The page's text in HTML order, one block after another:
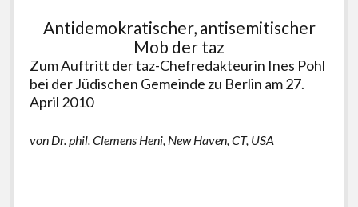
Apartheid
2018: Der Komplex Antisemitismus. Dumpf und
gebildet, christlich, muslimisch, lechts, rinks,
postkolonial, romantisch, patriotisch: deutsch
Antidemokratischer, antisemitischer
Mob der taz
Zum Auftritt der taz-Chefredakteurin Ines Pohl
bei der Jüdischen Gemeinde zu Berlin am 27.
April 2010
von Dr. phil. Clemens Heni, New Haven, CT, USA